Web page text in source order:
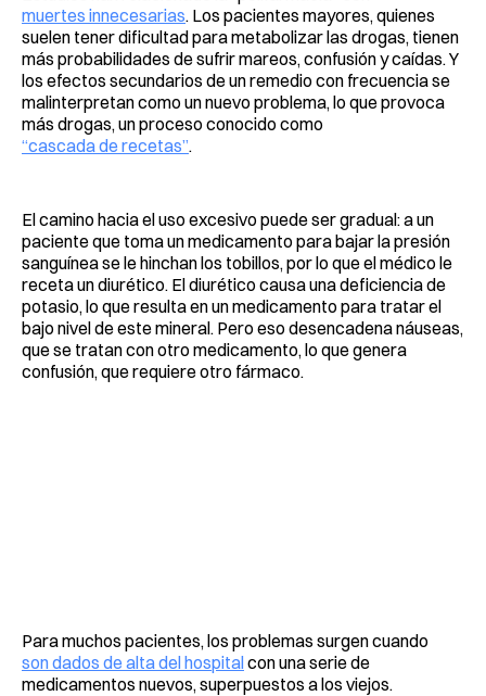
muertes innecesarias. Los pacientes mayores, quienes
suelen tener dificultad para metabolizar las drogas, tienen
más probabilidades de sufrir mareos, confusión y caídas. Y
los efectos secundarios de un remedio con frecuencia se
malinterpretan como un nuevo problema, lo que provoca
más drogas, un proceso conocido como
“cascada de recetas”.
El camino hacia el uso excesivo puede ser gradual: a un
paciente que toma un medicamento para bajar la presión
sanguínea se le hinchan los tobillos, por lo que el médico le
receta un diurético. El diurético causa una deficiencia de
potasio, lo que resulta en un medicamento para tratar el
bajo nivel de este mineral. Pero eso desencadena náuseas,
que se tratan con otro medicamento, lo que genera
confusión, que requiere otro fármaco.
Para muchos pacientes, los problemas surgen cuando
son dados de alta del hospitalcon una serie de
medicamentos nuevos, superpuestos a los viejos.